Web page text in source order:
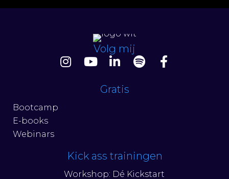
Volg mij
Gratis
Bootcamp
E-books
Webinars
Kick ass trainingen
Workshop: Dé Kickstart